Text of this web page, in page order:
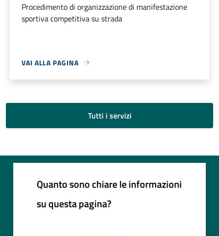
Procedimento di organizzazione di manifestazione
sportiva competitiva su strada
VAI ALLA PAGINA
Tutti i servizi
Quanto sono chiare le informazioni
su questa pagina?